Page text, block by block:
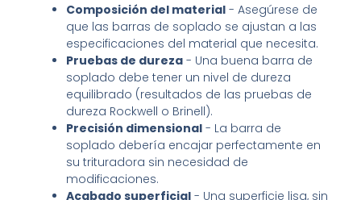
Composición del material- Asegúrese de
que las barras de soplado se ajustan a las
especificaciones del material que necesita.
Pruebas de dureza- Una buena barra de
soplado debe tener un nivel de dureza
equilibrado (resultados de las pruebas de
dureza Rockwell o Brinell).
Precisión dimensional- La barra de
soplado debería encajar perfectamente en
su trituradora sin necesidad de
modificaciones.
Acabado superficial- Una superficie lisa, sin